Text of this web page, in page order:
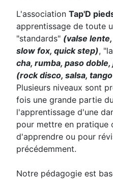
L'association Tap'D
apprentissage de toute
"standards" (valse
slow fox, quick step),
cha, rumba, paso doble,
(rock disco, salsa,
Plusieurs niveaux sont
fois une grande partie
l'apprentissage d'une
pour mettre en pratique
d'apprendre ou pour
précédemment.
Notre pédagogie est